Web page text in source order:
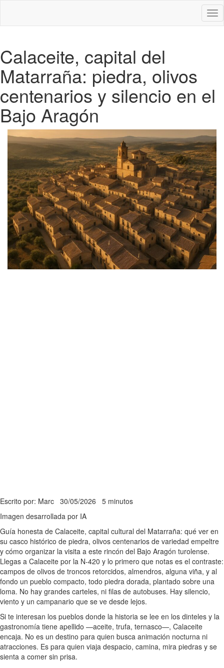
Calaceite, capital del
Matarraña: piedra, olivos
centenarios y silencio en el
Bajo Aragón
Escrito por: Marc 30/05/2026 5 minutos
Imagen desarrollada por IA
Guía honesta de Calaceite, capital cultural del Matarraña: qué ver en
su casco histórico de piedra, olivos centenarios de variedad empeltre
y cómo organizar la visita a este rincón del Bajo Aragón turolense.
Llegas a Calaceite por la N-420 y lo primero que notas es el contraste:
campos de olivos de troncos retorcidos, almendros, alguna viña, y al
fondo un pueblo compacto, todo piedra dorada, plantado sobre una
loma. No hay grandes carteles, ni filas de autobuses. Hay silencio,
viento y un campanario que se ve desde lejos.
Si te interesan los pueblos donde la historia se lee en los dinteles y la
gastronomía tiene apellido —aceite, trufa, ternasco—, Calaceite
encaja. No es un destino para quien busca animación nocturna ni
atracciones. Es para quien viaja despacio, camina, mira piedras y se
sienta a comer sin prisa.